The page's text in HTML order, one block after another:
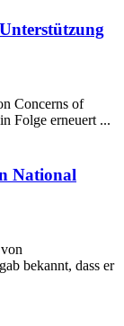
Concerns of
Folge erneuert ...
National
bekannt, dass er